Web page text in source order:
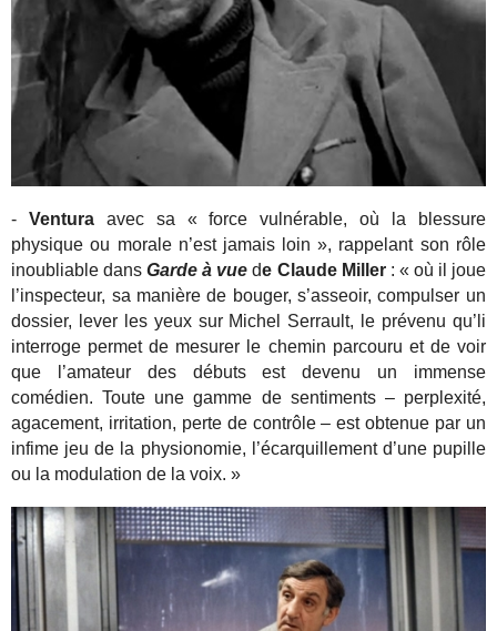
- Ventura avec sa « force vulnérable, où la blessure
physique ou morale n’est jamais loin », rappelant son rôle
inoubliable dans Garde à vue de Claude Miller : « où il joue
l’inspecteur, sa manière de bouger, s’asseoir, compulser un
dossier, lever les yeux sur Michel Serrault, le prévenu qu’li
interroge permet de mesurer le chemin parcouru et de voir
que l’amateur des débuts est devenu un immense
comédien. Toute une gamme de sentiments – perplexité,
agacement, irritation, perte de contrôle – est obtenue par un
infime jeu de la physionomie, l’écarquillement d’une pupille
ou la modulation de la voix. »